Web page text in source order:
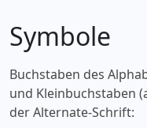
Symbole
Buchstaben des
und Kleinbuchstaben
der Alternate-Schrift: